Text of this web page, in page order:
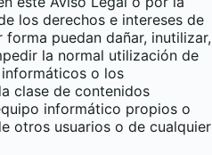
los derechos e intereses de
puedan dañar, inutilizar,
la normal utilización de
o los
clase de contenidos
informático propios o
otros usuarios o de cualquier